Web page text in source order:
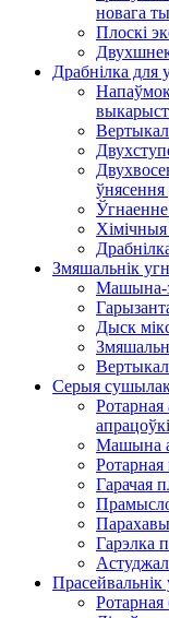
новага
Плоскі
Драбнілка для
Ўгнаенне
Змяшальнік
Машына-
Дыск
Серыя сушылак
Машына
Гарачая
Гарэлка
Прасейвальнік